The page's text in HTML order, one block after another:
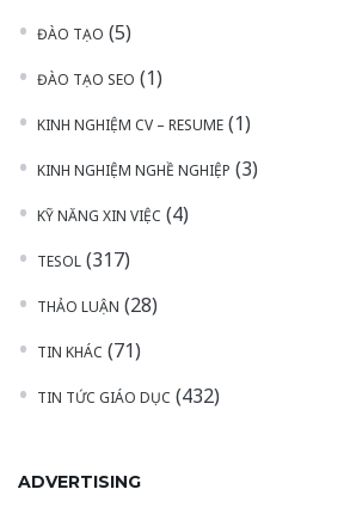
ĐÀO TẠO (5)
ĐÀO TẠO SEO (1)
KINH NGHIỆM CV – RESUME (1)
KINH NGHIỆM NGHỀ NGHIỆP (3)
KỸ NĂNG XIN VIỆC (4)
TESOL (317)
THẢO LUẬN (28)
TIN KHÁC (71)
TIN TỨC GIÁO DỤC (432)
ADVERTISING